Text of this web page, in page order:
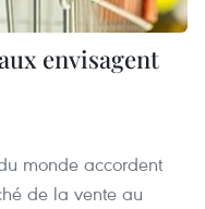
envisagent
monde accordent
de la vente au